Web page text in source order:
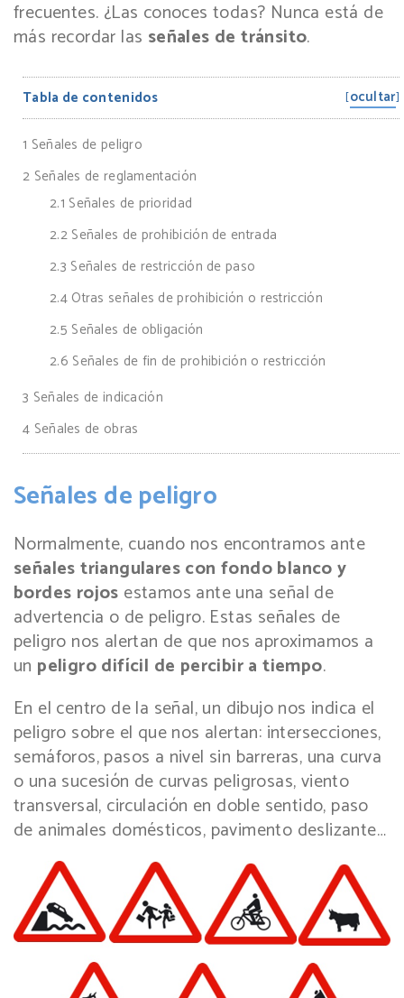
frecuentes. ¿Las conoces todas? Nunca está de
más recordar las señales de tránsito.
Tabla de contenidos [ocultar]
1 Señales de peligro
2 Señales de reglamentación
2.1 Señales de prioridad
2.2Señales de prohibición de entrada
2.3 Señales de restricción de paso
2.4Otras señales de prohibición o restricción
2.5 Señales de obligación
2.6 Señales de fin de prohibición o restricción
3 Señales de indicación
4 Señales de obras
Señales de peligro
Normalmente, cuando nos encontramos ante
señales triangulares con fondo blanco y
bordes rojos estamos ante una señal de
advertencia o de peligro. Estas señales de
peligro nos alertan de que nos aproximamos a
un peligro difícil de percibir a tiempo.
En el centro de la señal, un dibujo nos indica el
peligro sobre el que nos alertan: intersecciones,
semáforos, pasos a nivel sin barreras, una curva
o una sucesión de curvas peligrosas, viento
transversal, circulación en doble sentido, paso
de animales domésticos, pavimento deslizante…